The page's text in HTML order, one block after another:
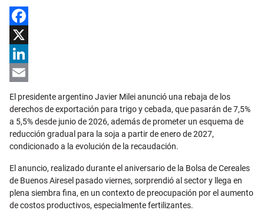
Facebook
X
LinkedIn
Email
El presidente argentino Javier Milei anunció una rebaja de los
derechos de exportación para trigo y cebada, que pasarán de 7,5%
a 5,5% desde junio de 2026, además de prometer un esquema de
reducción gradual para la soja a partir de enero de 2027,
condicionado a la evolución de la recaudación.
El anuncio, realizado durante el aniversario de la Bolsa de Cereales
de Buenos Airesel pasado viernes, sorprendió al sector y llega en
plena siembra fina, en un contexto de preocupación por el aumento
de costos productivos, especialmente fertilizantes.